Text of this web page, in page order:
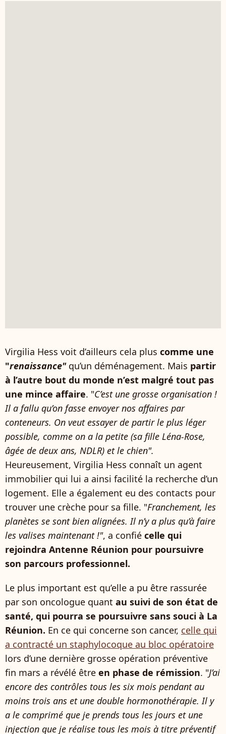
Virgilia Hess voit d’ailleurs cela plus comme une
"renaissance" qu’un déménagement. Mais partir
à l’autre bout du monde n’est malgré tout pas
une mince affaire. "C’est une grosse organisation !
Il a fallu qu’on fasse envoyer nos affaires par
conteneurs. On veut essayer de partir le plus léger
possible, comme on a la petite (sa fille Léna-Rose,
âgée de deux ans, NDLR) et le chien".
Heureusement, Virgilia Hess connaît un agent
immobilier qui lui a ainsi facilité la recherche d’un
logement. Elle a également eu des contacts pour
trouver une crèche pour sa fille. "Franchement, les
planètes se sont bien alignées. Il n’y a plus qu’à faire
les valises maintenant !", a confié celle qui
rejoindra Antenne Réunion pour poursuivre
son parcours professionnel.
Le plus important est qu’elle a pu être rassurée
par son oncologue quant au suivi de son état de
santé, qui pourra se poursuivre sans souci à La
Réunion. En ce qui concerne son cancer, celle qui
a contracté un staphylocoque au bloc opératoire
lors d’une dernière grosse opération préventive
fin mars a révélé être en phase de rémission. "J’ai
encore des contrôles tous les six mois pendant au
moins trois ans et une double hormonothérapie. Il y
a le comprimé que je prends tous les jours et une
injection que je réalise tous les mois à titre préventif